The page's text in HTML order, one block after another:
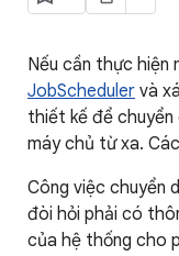
Nếu cần thực hiện
JobScheduler và
thiết kế để chuyển
máy chủ từ xa.
Công việc chuyển
đòi hỏi phải có
của hệ thống cho